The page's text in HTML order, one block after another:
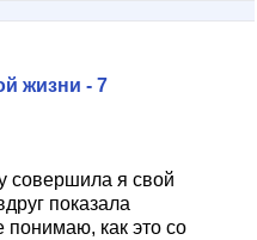
жизни - 7
совершила я свой
показала
как это со